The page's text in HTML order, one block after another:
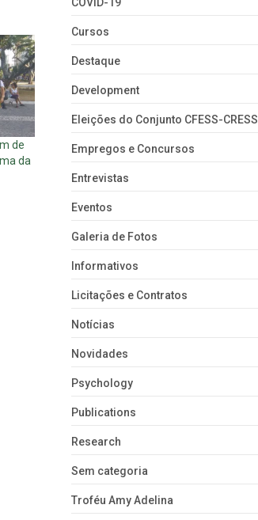
de
da
COVID-19
Cursos
Destaque
Development
Eleições do Conjunto CFESS-CRESS
Empregos e Concursos
Entrevistas
Eventos
Galeria de Fotos
Informativos
Licitações e Contratos
Notícias
Novidades
Psychology
Publications
Research
Sem categoria
Troféu Amy Adelina